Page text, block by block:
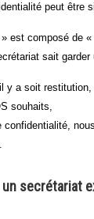
peut être
est composé de
sait
y a soit
souhaits,
confidentialité,
un secrétariat